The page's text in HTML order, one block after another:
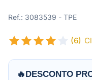
Ref.: 3083539 - TPE
(6)
🔥DESCONTO